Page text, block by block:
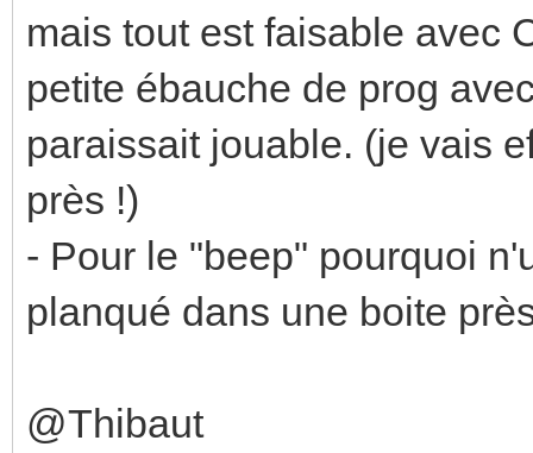
mais tout est faisable avec
petite ébauche de prog
paraissait jouable. (je vais
près !)
- Pour le "beep" pourquoi
planqué dans une boite
@Thibaut